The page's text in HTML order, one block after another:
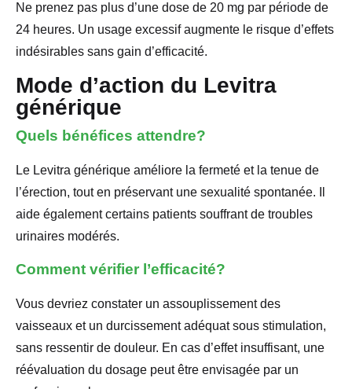
Ne prenez pas plus d’une dose de 20 mg par période de
24 heures. Un usage excessif augmente le risque d’effets
indésirables sans gain d’efficacité.
Mode d’action du Levitra
générique
Quels bénéfices attendre?
Le Levitra générique améliore la fermeté et la tenue de
l’érection, tout en préservant une sexualité spontanée. Il
aide également certains patients souffrant de troubles
urinaires modérés.
Comment vérifier l’efficacité?
Vous devriez constater un assouplissement des
vaisseaux et un durcissement adéquat sous stimulation,
sans ressentir de douleur. En cas d’effet insuffisant, une
réévaluation du dosage peut être envisagée par un